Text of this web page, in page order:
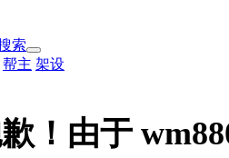
索
帮主 架设
！由于